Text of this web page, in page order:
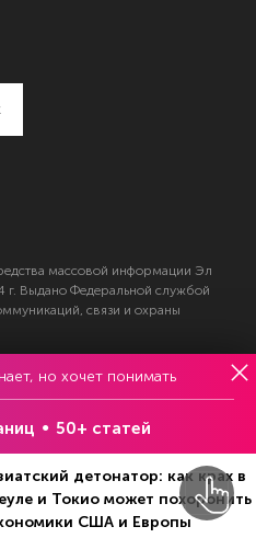
массовой информации Эл
Выдано Федеральной службой
связи и охраны
Эксперт»
данных
но хочет понимать
50+ статей
детонатор: как крах в
и Токио может похоронить
США и Европы